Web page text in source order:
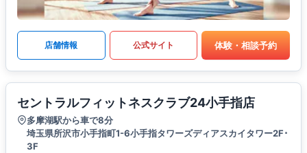
店舗情報 公式サイト 体験・相談予約
セントラルフィットネスクラブ24小手指店
多摩湖駅から車で8分
埼玉県所沢市小手指町1-6小手指タワーズディアスカイタワー2F･
3F